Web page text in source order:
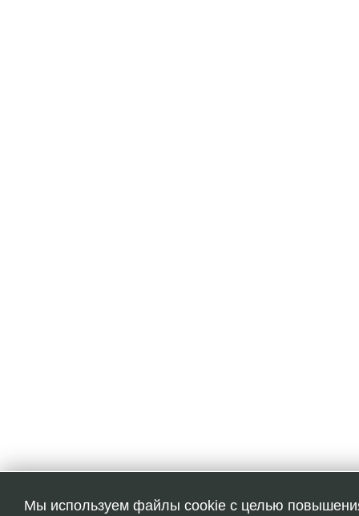
Мы используем файлы cookie с целью